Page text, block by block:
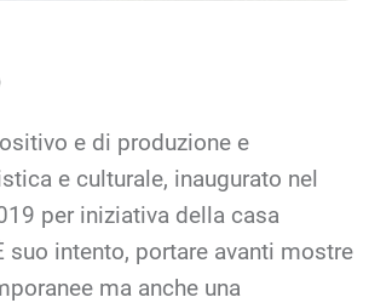
e di produzione e
e culturale, inaugurato nel
per iniziativa della casa
suo intento, portare avanti mostre
ma anche una